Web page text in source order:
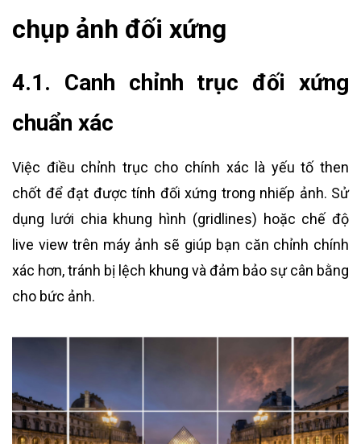
chụp ảnh đối xứng
4.1. Canh chỉnh trục đối xứng
chuẩn xác
Việc điều chỉnh trục cho chính xác là yếu tố then
chốt để đạt được tính đối xứng trong nhiếp ảnh. Sử
dụng lưới chia khung hình (gridlines) hoặc chế độ
live view trên máy ảnh sẽ giúp bạn căn chỉnh chính
xác hơn, tránh bị lệch khung và đảm bảo sự cân bằng
cho bức ảnh.